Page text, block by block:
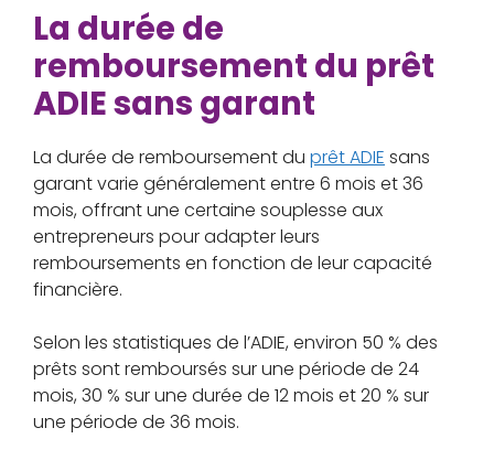
La durée de
remboursement du prêt
ADIE sans garant
La durée de remboursement du prêt ADIE sans
garant varie généralement entre 6 mois et 36
mois, offrant une certaine souplesse aux
entrepreneurs pour adapter leurs
remboursements en fonction de leur capacité
financière.
Selon les statistiques de l’ADIE, environ 50 % des
prêts sont remboursés sur une période de 24
mois, 30 % sur une durée de 12 mois et 20 % sur
une période de 36 mois.